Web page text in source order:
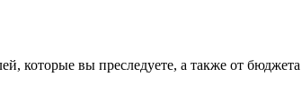
которые вы преследуете, а также от